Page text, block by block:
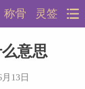
灵签
称骨
意思
13日